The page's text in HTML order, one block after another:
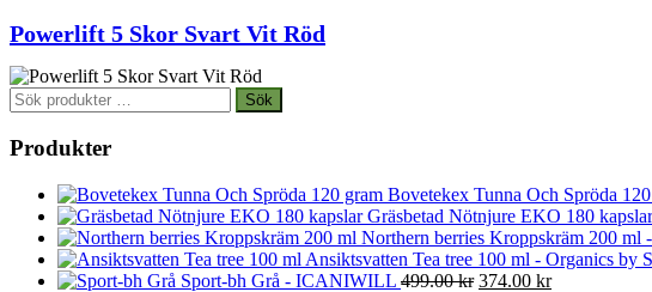
Powerlift 5 Skor Svart Vit Röd
Sök
efter:
Sök
Produkter
Bovetekex Tunna Och Spröda
Gräsbetad Nötnjure EKO 180
Northern berries Kroppskräm 200 ml
Ansiktsvatten Tea tree 100 ml - Organics by
Sport-bh Grå - ICANIWILL 499.00kr Det
374.00 krDet